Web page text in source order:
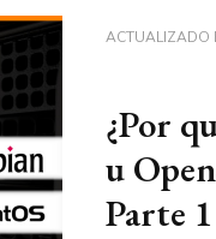
ACTUALIZADO
¿Por
u
Parte 1